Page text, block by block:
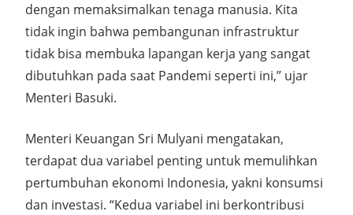
dengan memaksimalkan tenaga manusia. Kita
tidak ingin bahwa pembangunan infrastruktur
tidak bisa membuka lapangan kerja yang sangat
dibutuhkan pada saat Pandemi seperti ini,” ujar
Menteri Basuki.
Menteri Keuangan Sri Mulyani mengatakan,
terdapat dua variabel penting untuk memulihkan
pertumbuhan ekonomi Indonesia, yakni konsumsi
dan investasi. “Kedua variabel ini berkontribusi